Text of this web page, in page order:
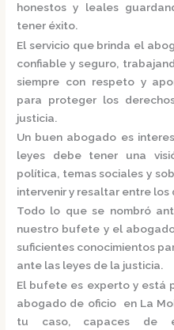
honestos y leales
tener éxito.
El servicio que brinda el
confiable y seguro,
siempre con respeto y
para proteger los
justicia.
Un buen abogado es
leyes debe tener una
política, temas sociales y
intervenir y resaltar entre los
Todo lo que se nombró
nuestro bufete y el
suficientes conocimientos
ante las leyes de la justicia.
El bufete es experto y está
abogado de oficio en La
tu caso, capaces de